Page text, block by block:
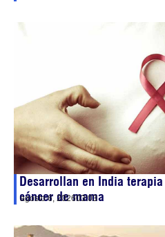
Desarrollan en India
cáncer de mama
agosto 6, 202603:03